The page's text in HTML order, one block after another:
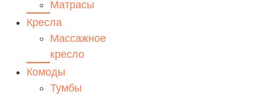
Матрасы
Кресла
Массажное
кресло
Комоды
Тумбы